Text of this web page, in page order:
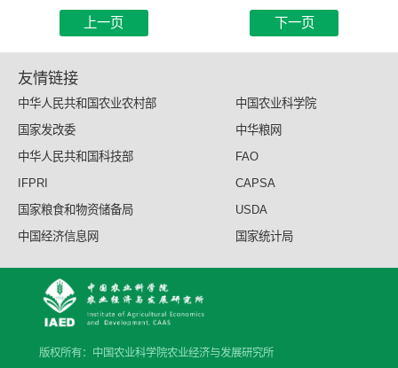
上一页 下一页
友情链接
中华人民共和国农业农村部
中国农业科学院
国家发改委
中华粮网
中华人民共和国科技部
FAO
IFPRI
CAPSA
国家粮食和物资储备局
USDA
中国经济信息网
国家统计局
版权所有：中国农业科学院农业经济与发展研究所